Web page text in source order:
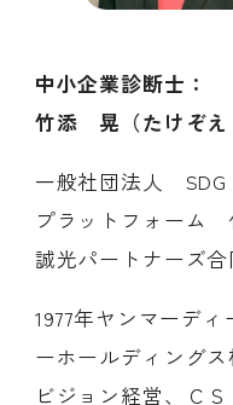
中小企業診断士：
竹添 晃（たけぞえ
一般社団法人 SDG
プラットフォーム
誠光パートナーズ
1977年ヤンマーデ
ーホールディングス
ビジョン経営、Ｃ